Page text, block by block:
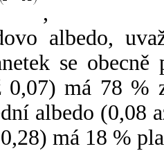
,
albedo,
se
0,07) má 78 %
albedo (0,08
má 18 %